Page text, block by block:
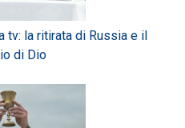
tv: la ritirata di Russia e il
di Dio